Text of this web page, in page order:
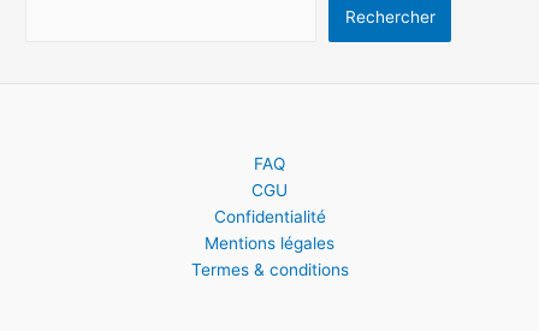
Rechercher
FAQ
CGU
Confidentialité
Mentions légales
Termes & conditions